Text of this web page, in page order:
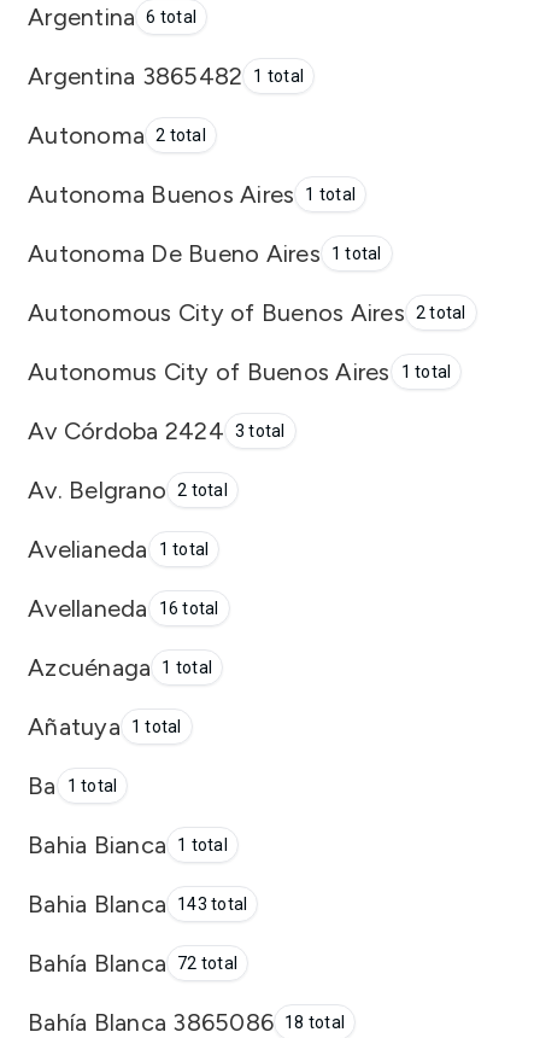
Argentina 6 total
Argentina 3865482 1 total
Autonoma 2 total
Autonoma Buenos Aires 1 total
Autonoma De Bueno Aires 1 total
Autonomous City of Buenos Aires 2 total
Autonomus City of Buenos Aires 1 total
Av Córdoba 2424 3 total
Av. Belgrano 2 total
Avelianeda 1 total
Avellaneda 16 total
Azcuénaga 1 total
Añatuya 1 total
Ba 1 total
Bahia Bianca 1 total
Bahia Blanca 143 total
Bahía Blanca 72 total
Bahía Blanca 3865086 18 total